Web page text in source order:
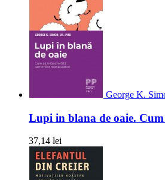
George K.
Lupi in blana de oaie. Cum
37,14 lei